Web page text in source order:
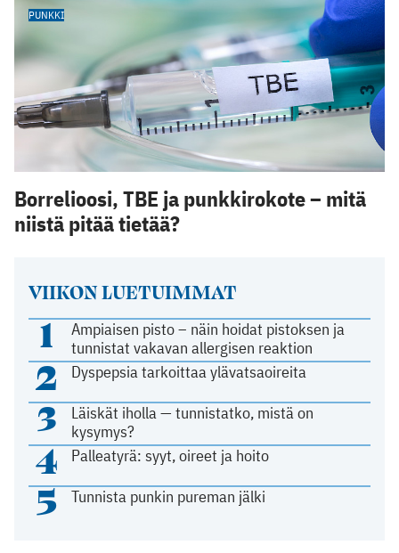
VIIKON LUETUIMMAT
1
Ampiaisen pisto – näin hoidat pistoksen ja
tunnistat vakavan allergisen reaktion
2 Dyspepsia tarkoittaa ylävatsaoireita
3
Läiskät iholla — tunnistatko, mistä on
kysymys?
4 Palleatyrä: syyt, oireet ja hoito
5 Tunnista punkin pureman jälki
PUNKKI
Borrelioosi, TBE ja punkkirokote – mitä
niistä pitää tietää?